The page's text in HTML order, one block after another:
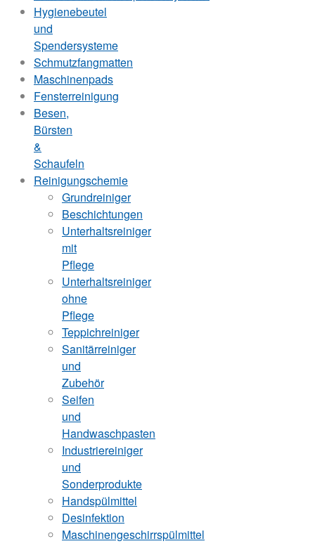
Hygienebeutel
und
Spendersysteme
Schmutzfangmatten
Maschinenpads
Fensterreinigung
Besen,
Bürsten
&
Schaufeln
Reinigungschemie
Grundreiniger
Beschichtungen
Unterhaltsreiniger
mit
Pflege
Unterhaltsreiniger
ohne
Pflege
Teppichreiniger
Sanitärreiniger
und
Zubehör
Seifen
und
Handwaschpasten
Industriereiniger
und
Sonderprodukte
Handspülmittel
Desinfektion
Maschinengeschirrspülmittel